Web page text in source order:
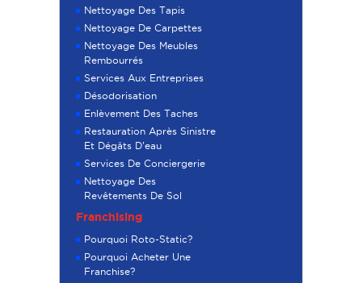
Nettoyage Des Tapis
Nettoyage De Carpettes
Nettoyage Des Meubles
Rembourrés
Services Aux Entreprises
Désodorisation
Enlèvement Des Taches
Restauration Après Sinistre
Et Dégâts D’eau
Services De Conciergerie
Nettoyage Des
Revêtements De Sol
Franchising
Pourquoi Roto-Static?
Pourquoi Acheter Une
Franchise?